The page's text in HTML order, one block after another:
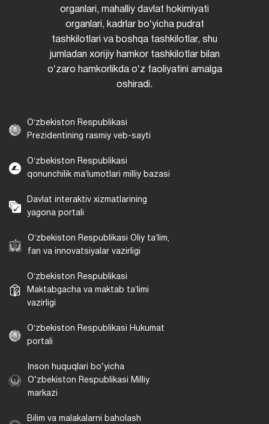
organlari, mahalliy davlat hokimiyati
organlari, kadrlar boʻyicha pudrat
tashkilotlari va boshqa tashkilotlar, shu
jumladan xorijiy hamkor tashkilotlar bilan
oʻzaro hamkorlikda oʻz faoliyatini amalga
oshiradi.
Oʻzbekiston Respublikasi
Prezidentining rasmiy veb-sayti
Oʻzbekiston Respublikasi
qonunchilik maʼlumotlari milliy bazasi
Davlat interaktiv xizmatlarining
yagona portali
Oʻzbekiston Respublikasi Oliy taʼlim,
fan va innovatsiyalar vazirligi
Oʻzbekiston Respublikasi
Maktabgacha va maktab taʼlimi
vazirligi
Oʻzbekiston Respublikasi Hukumat
portali
Inson huquqlari bo‘yicha
O‘zbekiston Respublikasi Milliy
markazi
Bilim va malakalarni baholash